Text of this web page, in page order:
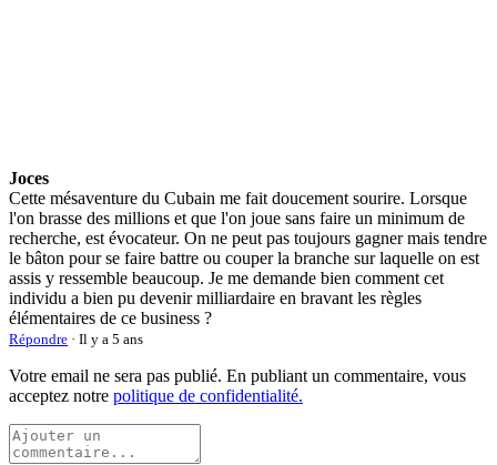
Joces
Cette mésaventure du Cubain me fait doucement sourire. Lorsque
l'on brasse des millions et que l'on joue sans faire un minimum de
recherche, est évocateur. On ne peut pas toujours gagner mais tendre
le bâton pour se faire battre ou couper la branche sur laquelle on est
assis y ressemble beaucoup. Je me demande bien comment cet
individu a bien pu devenir milliardaire en bravant les règles
élémentaires de ce business ?
Répondre · Il y a 5 ans
Votre email ne sera pas publié. En publiant un commentaire, vous
acceptez notre politique de confidentialité.